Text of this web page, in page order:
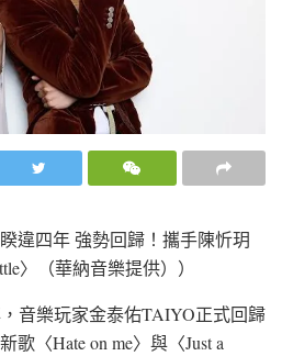
違四年 強勢回歸！攜手陳忻玥
〉（華納音樂提供））
音樂玩家金泰佑TAIYO正式回歸
〈Hate on me〉與〈Just a